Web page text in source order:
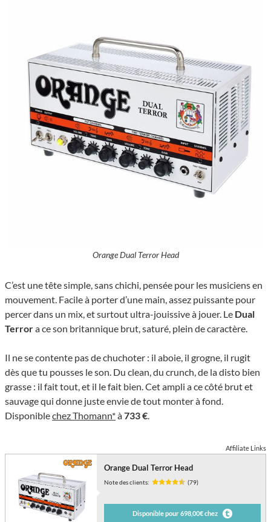
Orange Dual Terror Head
C’est une tête simple, sans chichi, pensée pour les musiciens en
mouvement. Facile à porter d’une main, assez puissante pour
percer dans un mix, et surtout ultra-jouissive à jouer. Le Dual
Terrora ce son britannique brut, saturé, plein de caractère.
Il ne se contente pas de chuchoter : il aboie, il grogne, il rugit
dès que tu pousses le son. Du clean, du crunch, de la disto bien
grasse : il fait tout, et il le fait bien. Cet ampli a ce côté brut et
sauvage qui donne juste envie de tout monter à fond.
Disponiblechez Thomann*à733 €.
Affiliate Links
Orange Dual Terror Head
Note des clients: (79)
Disponible pour 698,00€ chez